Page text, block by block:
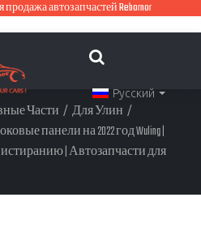
автозапчастей Rebornor
Русский
Части / Для Улин /
панели на 2022 год Wuling |
| Автозапчасти для